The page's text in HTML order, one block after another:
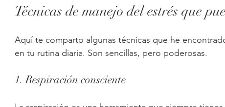
Técnicas de manejo del estrés que
Aquí te comparto algunas técnicas que he
en tu rutina diaria. Son sencillas, pero poderosas.
1. Respiración consciente